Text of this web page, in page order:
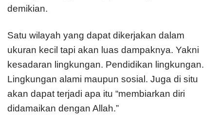
demikian.
Satu wilayah yang dapat dikerjakan dalam
ukuran kecil tapi akan luas dampaknya. Yakni
kesadaran lingkungan. Pendidikan lingkungan.
Lingkungan alami maupun sosial. Juga di situ
akan dapat terjadi apa itu “membiarkan diri
didamaikan dengan Allah.”